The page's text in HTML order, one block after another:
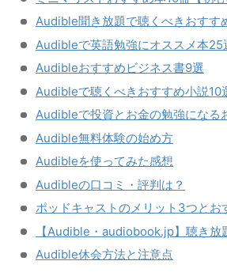
Audible聞き放題で聴くべきおすす
Audibleで英語勉強にオススメ本25
Audibleおすすめビジネス書9選
Audibleで聴くべきおすすめ小説10
Audibleで投資とお金の勉強になる
Audible無料体験の始め方
Audibleを使ってみた感想
Audibleの口コミ・評判は？
ポッドキャストのメリット3つとお
【Audible・audiobook.jp】聴き放
Audible休会方法と注意点